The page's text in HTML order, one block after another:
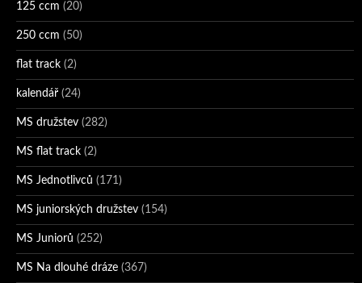
125 ccm (20)
250 ccm (50)
flat track (2)
kalendář (24)
MS družstev (282)
MS flat track (2)
MS Jednotlivců (171)
MS juniorských družstev (154)
MS Juniorů (252)
MS Na dlouhé dráze (367)